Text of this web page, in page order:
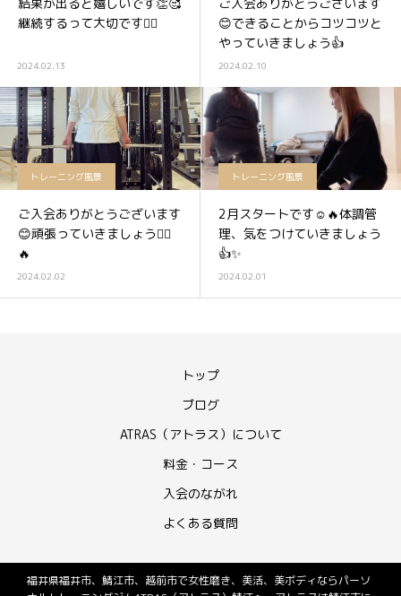
継続するって大切です🏋️‍♀️
2024.02.13
😊できることからコツコツと
やっていきましょう👍
2024.02.10
トレーニング風景
ご入会ありがとうございます
😊頑張っていきましょう🏋️‍♀️
🔥
2024.02.02
トレーニング風景
2月スタートです☺️🔥体調管
理、気をつけていきましょう
👍✨
2024.02.01
トップ
ブログ
ATRAS（アトラス）について
料金・コース
入会のながれ
よくある質問
福井県福井市、鯖江市、越前市で女性磨き、美活、美ボディならパーソ